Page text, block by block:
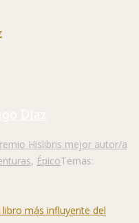
Díaz
Hislibris mejor autor/a
, ÉpicoTemas: